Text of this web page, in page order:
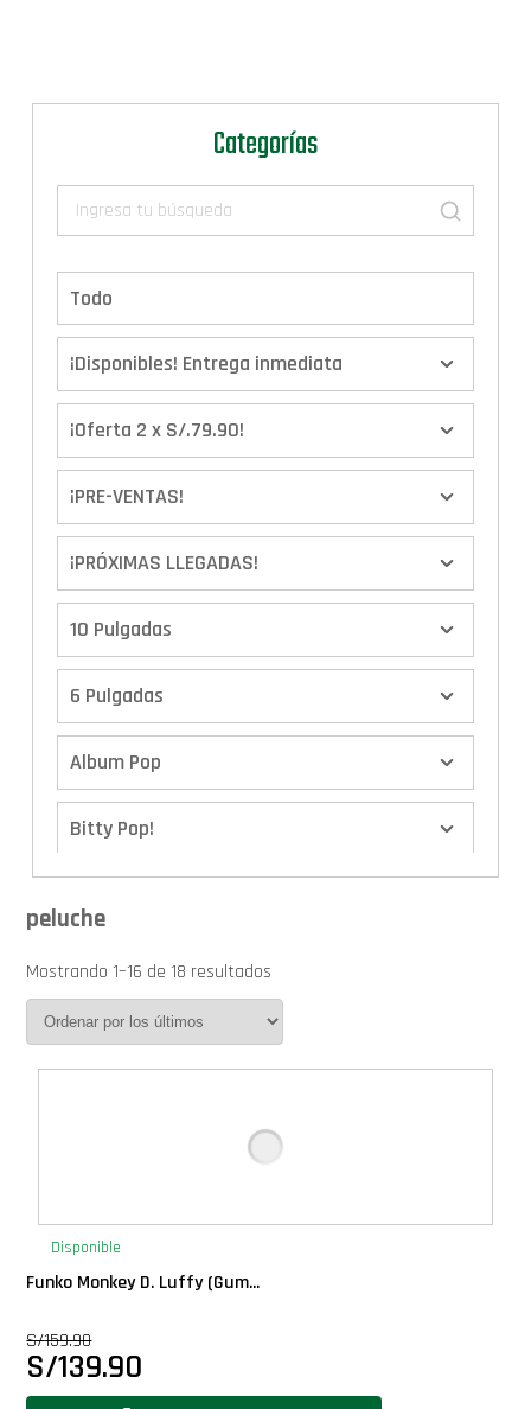
Categorías
Todo
¡Disponibles! Entrega inmediata
¡Oferta 2 x S/.79.90!
¡PRE-VENTAS!
¡PRÓXIMAS LLEGADAS!
10 Pulgadas
6 Pulgadas
Album Pop
Bitty Pop!
Calendario de Adviento
Cover Pop!
Exclusivos
Gift Cards
Llaveros Pop
peluche
Mostrando 1–16 de 18 resultados
Disponible
Funko Monkey D. Luffy (Gum...
S/159.90
S/139.90